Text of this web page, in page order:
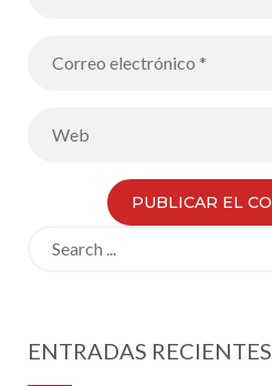
ENTRADAS RECIENTES